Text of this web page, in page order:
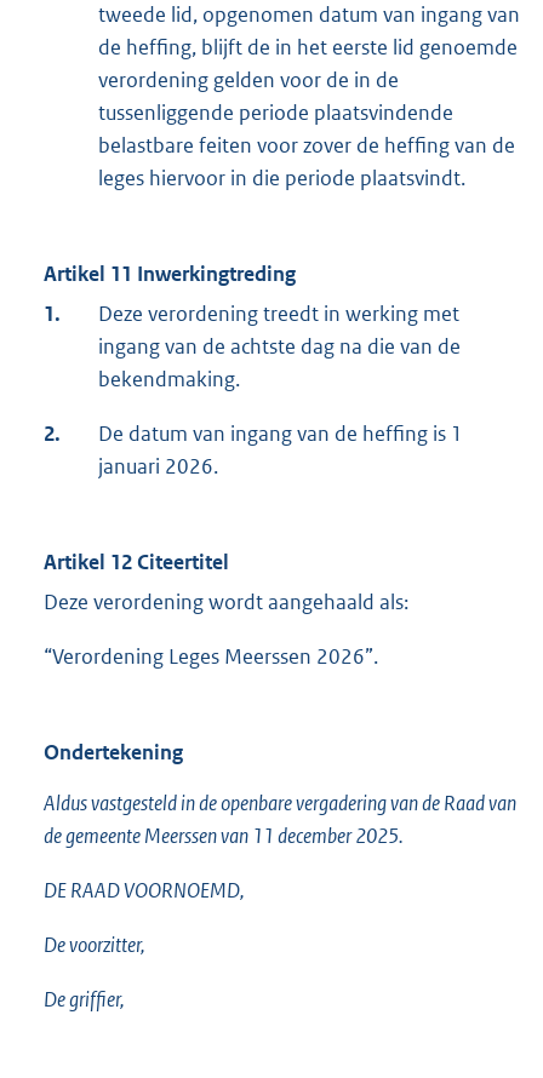
tweede lid, opgenomen datum van ingang van
de heffing, blijft de in het eerste lid genoemde
verordening gelden voor de in de
tussenliggende periode plaatsvindende
belastbare feiten voor zover de heffing van de
leges hiervoor in die periode plaatsvindt.
Artikel 11 Inwerkingtreding
1.
Deze verordening treedt in werking met
ingang van de achtste dag na die van de
bekendmaking.
2.
De datum van ingang van de heffing is 1
januari 2026.
Artikel 12 Citeertitel
Deze verordening wordt aangehaald als:
“Verordening Leges Meerssen 2026”.
Ondertekening
Aldus vastgesteld in de openbare vergadering van de Raad van
de gemeente Meerssen van 11 december 2025.
DE RAAD VOORNOEMD,
De voorzitter,
De griffier,